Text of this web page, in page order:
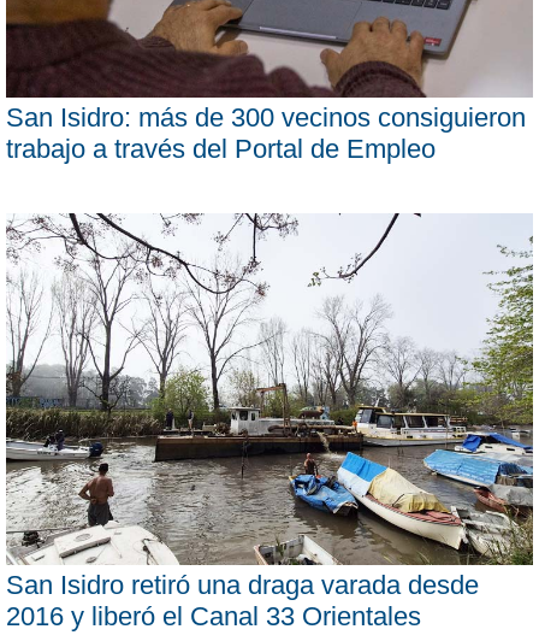
San Isidro: más de 300 vecinos consiguieron
trabajo a través del Portal de Empleo
San Isidro retiró una draga varada desde
2016 y liberó el Canal 33 Orientales